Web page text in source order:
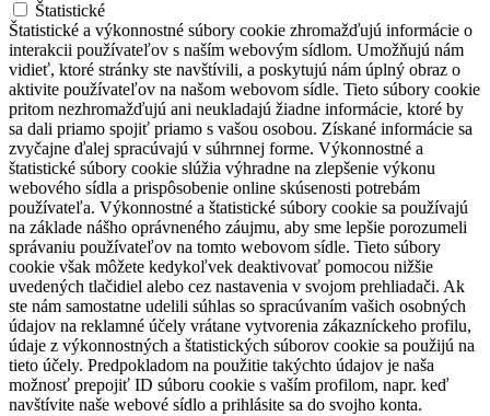
Štatistické
Štatistické a výkonnostné súbory cookie zhromažďujú informácie o
interakcii používateľov s naším webovým sídlom. Umožňujú nám
vidieť, ktoré stránky ste navštívili, a poskytujú nám úplný obraz o
aktivite používateľov na našom webovom sídle. Tieto súbory cookie
pritom nezhromažďujú ani neukladajú žiadne informácie, ktoré by
sa dali priamo spojiť priamo s vašou osobou. Získané informácie sa
zvyčajne ďalej spracúvajú v súhrnnej forme. Výkonnostné a
štatistické súbory cookie slúžia výhradne na zlepšenie výkonu
webového sídla a prispôsobenie online skúsenosti potrebám
používateľa. Výkonnostné a štatistické súbory cookie sa používajú
na základe nášho oprávneného záujmu, aby sme lepšie porozumeli
správaniu používateľov na tomto webovom sídle. Tieto súbory
cookie však môžete kedykoľvek deaktivovať pomocou nižšie
uvedených tlačidiel alebo cez nastavenia v svojom prehliadači. Ak
ste nám samostatne udelili súhlas so spracúvaním vašich osobných
údajov na reklamné účely vrátane vytvorenia zákazníckeho profilu,
údaje z výkonnostných a štatistických súborov cookie sa použijú na
tieto účely. Predpokladom na použitie takýchto údajov je naša
možnosť prepojiť ID súboru cookie s vaším profilom, napr. keď
navštívite naše webové sídlo a prihlásite sa do svojho konta.